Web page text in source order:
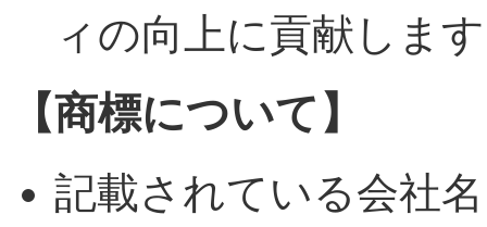
ィの向上に貢献しま
【商標について】
記載されている会社